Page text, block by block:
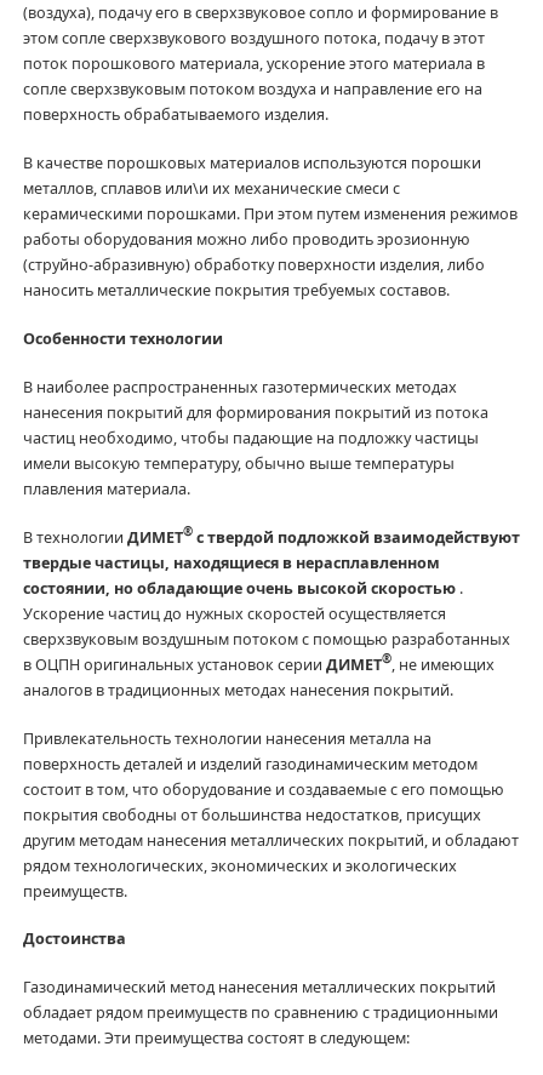
(воздуха), подачу его в сверхзвуковое сопло и формирование в
этом сопле сверхзвукового воздушного потока, подачу в этот
поток порошкового материала, ускорение этого материала в
сопле сверхзвуковым потоком воздуха и направление его на
поверхность обрабатываемого изделия.
В качестве порошковых материалов используются порошки
металлов, сплавов или\и их механические смеси с
керамическими порошками. При этом путем изменения режимов
работы оборудования можно либо проводить эрозионную
(струйно-абразивную) обработку поверхности изделия, либо
наносить металлические покрытия требуемых составов.
Особенности технологии
В наиболее распространенных газотермических методах
нанесения покрытий для формирования покрытий из потока
частиц необходимо, чтобы падающие на подложку частицы
имели высокую температуру, обычно выше температуры
плавления материала.
В технологии ДИМЕТ®с твердой подложкой взаимодействуют
твердые частицы, находящиеся в нерасплавленном
состоянии, но обладающие очень высокой скоростью.
Ускорение частиц до нужных скоростей осуществляется
сверхзвуковым воздушным потоком с помощью разработанных
в ОЦПН оригинальных установок серии ДИМЕТ®, не имеющих
аналогов в традиционных методах нанесения покрытий.
Привлекательность технологии нанесения металла на
поверхность деталей и изделий газодинамическим методом
состоит в том, что оборудование и создаваемые с его помощью
покрытия свободны от большинства недостатков, присущих
другим методам нанесения металлических покрытий, и обладают
рядом технологических, экономических и экологических
преимуществ.
Достоинства
Газодинамический метод нанесения металлических покрытий
обладает рядом преимуществ по сравнению с традиционными
методами. Эти преимущества состоят в следующем: